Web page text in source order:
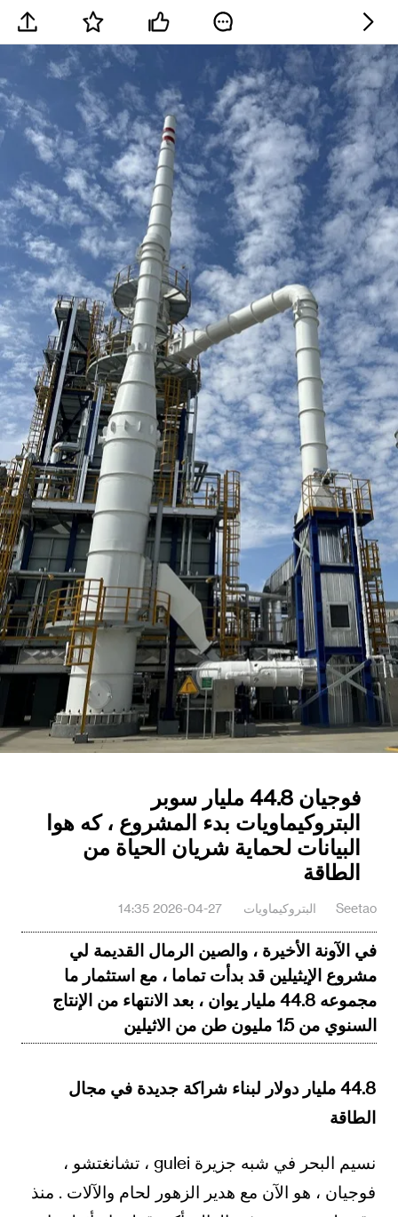
فوجيان 44.8 مليار سوبر
البتروكيماويات بدء المشروع ، كه هوا
البيانات لحماية شريان الحياة من
الطاقة
Seetao البتروكيماويات 2026-04-27 14:35
في الآونة الأخيرة ، والصين الرمال القديمة لي
مشروع الإيثيلين قد بدأت تماما ، مع استثمار ما
مجموعه 44.8 مليار يوان ، بعد الانتهاء من الإنتاج
السنوي من 1.5 مليون طن من الاثيلين
44.8 مليار دولار لبناء شراكة جديدة في مجال
الطاقة
نسيم البحر في شبه جزيرة gulei ، تشانغتشو ،
فوجيان ، هو الآن مع هدير الزهور لحام والآلات . منذ